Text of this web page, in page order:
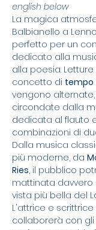
english below
La magica
Balbianello a
perfetto per un
dedicato alla
alla poesia.
concetto di tempo
vengono
circondate dalla
dedicata al flauto
combinazioni di
Dalla musica
più moderne, da
Ries, il pubblico
mattinata
vista più bella del
L'attrice e
collaborerà con gli